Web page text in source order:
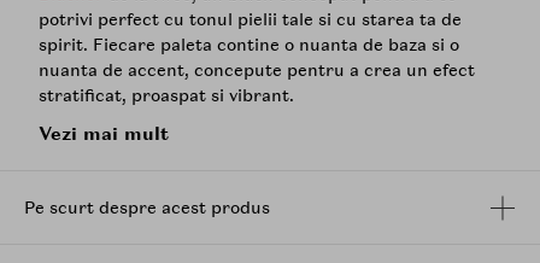
potrivi perfect cu tonul pielii tale si cu starea ta de
spirit. Fiecare paleta contine o nuanta de baza si o
nuanta de accent, concepute pentru a crea un efect
stratificat, proaspat si vibrant.
Beneficii:
de baza delicata, pentru aplicare uniforma, cu o
nuanta vibranta care ofera profunzime si
Vezi mai mult
Pe scurt despre acest produs